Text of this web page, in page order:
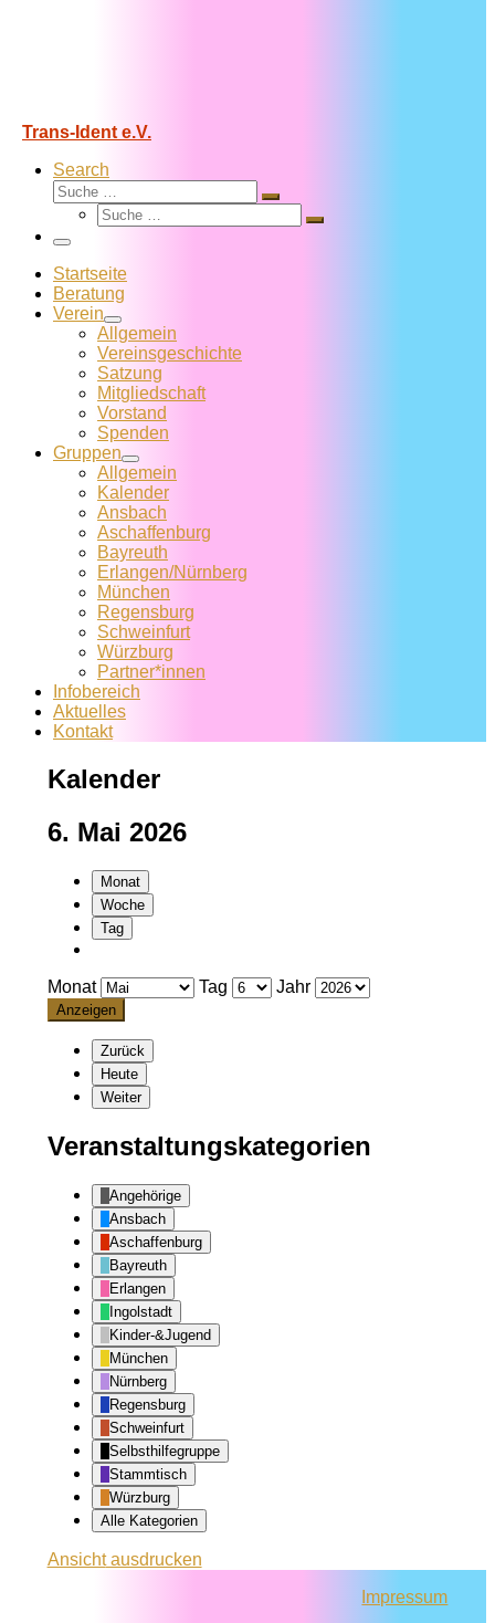
Trans-Ident e.V.
Search
Suche
Suche
Suche
Suche
Menü
Startseite
Beratung
Verein
Allgemein
Vereins­geschichte
Satzung
Mitglied­schaft
Vorstand
Spenden
Gruppen
Allgemein
Kalender
Ansbach
Aschaffenburg
Bayreuth
Erlangen/Nürnberg
München
Regensburg
Schweinfurt
Würzburg
Partner*innen
Infobereich
Aktuelles
Kontakt
Kalender
6. Mai 2026
Monat
Woche
Tag
Monat Tag Jahr
Zurück
Heute
Weiter
Veranstaltungskategorien
Angehörige
Ansbach
Aschaffenburg
Bayreuth
Erlangen
Ingolstadt
Kinder-&Jugend
München
Nürnberg
Regensburg
Schweinfurt
Selbsthilfegruppe
Stammtisch
Würzburg
Alle Kategorien
Ansichtausdrucken
Impressum